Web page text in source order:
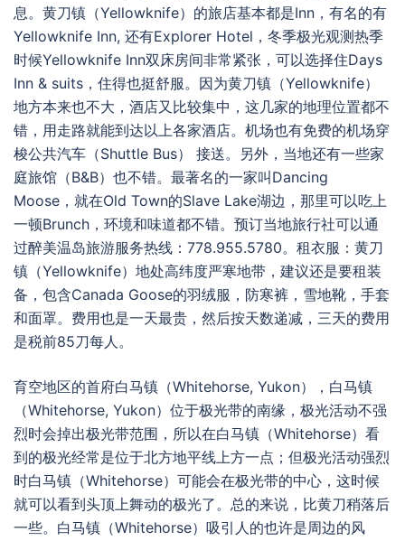
息。黄刀镇（Yellowknife）的旅店基本都是Inn，有名的有
Yellowknife Inn, 还有Explorer Hotel，冬季极光观测热季
时候Yellowknife Inn双床房间非常紧张，可以选择住Days
Inn & suits，住得也挺舒服。因为黄刀镇（Yellowknife）
地方本来也不大，酒店又比较集中，这几家的地理位置都不
错，用走路就能到达以上各家酒店。机场也有免费的机场穿
梭公共汽车（Shuttle Bus） 接送。另外，当地还有一些家
庭旅馆（B&B）也不错。最著名的一家叫Dancing
Moose，就在Old Town的Slave Lake湖边，那里可以吃上
一顿Brunch，环境和味道都不错。预订当地旅行社可以通
过醉美温岛旅游服务热线：778.955.5780。租衣服：黄刀
镇（Yellowknife）地处高纬度严寒地带，建议还是要租装
备，包含Canada Goose的羽绒服，防寒裤，雪地靴，手套
和面罩。费用也是一天最贵，然后按天数递减，三天的费用
是税前85刀每人。
育空地区的首府白马镇（Whitehorse, Yukon），白马镇
（Whitehorse, Yukon）位于极光带的南缘，极光活动不强
烈时会掉出极光带范围，所以在白马镇（Whitehorse）看
到的极光经常是位于北方地平线上方一点；但极光活动强烈
时白马镇（Whitehorse）可能会在极光带的中心，这时候
就可以看到头顶上舞动的极光了。总的来说，比黄刀稍落后
一些。白马镇（Whitehorse）吸引人的也许是周边的风